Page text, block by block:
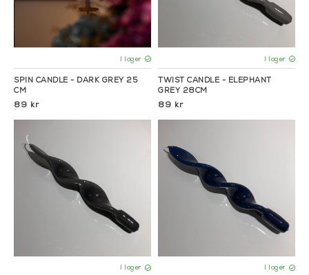
I lager
SPIN CANDLE - DARK GREY 25
CM
89 kr
I lager
TWIST CANDLE - ELEPHANT
GREY 28CM
89 kr
I lager I lager